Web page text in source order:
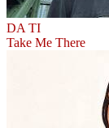
DA TI
Take Me There